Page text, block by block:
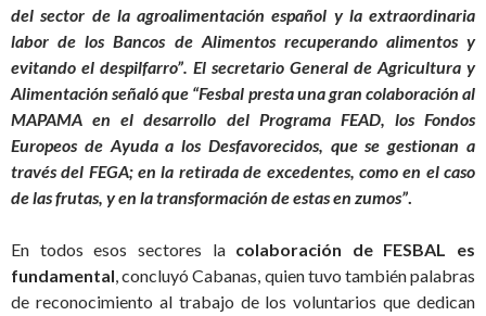
del sector de la agroalimentación español y la extraordinaria
labor de los Bancos de Alimentos recuperando alimentos y
evitando el despilfarro”. El secretario General de Agricultura y
Alimentación señaló que “Fesbal presta una gran colaboración al
MAPAMA en el desarrollo del Programa FEAD, los Fondos
Europeos de Ayuda a los Desfavorecidos, que se gestionan a
través del FEGA; en la retirada de excedentes, como en el caso
de las frutas, y en la transformación de estas en zumos”.
En todos esos sectores la colaboración de FESBAL es
fundamental, concluyó Cabanas, quien tuvo también palabras
de reconocimiento al trabajo de los voluntarios que dedican